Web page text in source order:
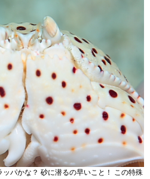
パかな？ 砂に潜るの早いこと！ この特殊